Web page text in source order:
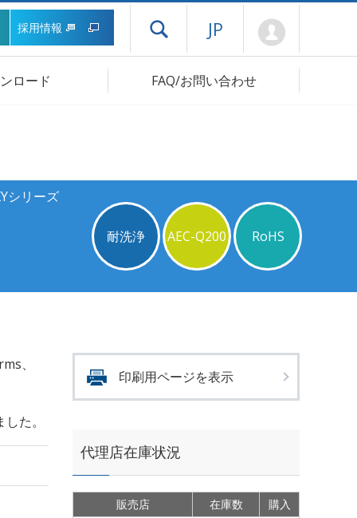
採用情報 ドロワーメニューを開く
JP
ロード FAQ/お問い合わせ
シリーズ
耐洗浄 AEC-Q200 RoHS
、
た。
印刷用ページを表示
代理店在庫状況
販売店 在庫数
購入